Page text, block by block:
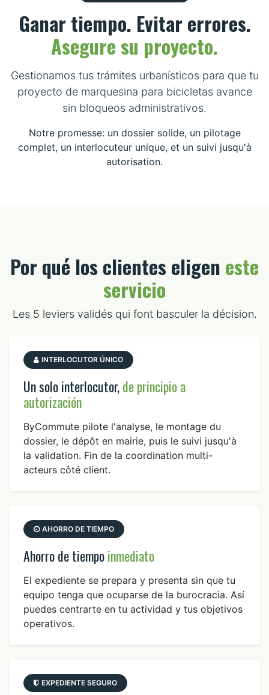
Ganar tiempo. Evitar errores.
Asegure su proyecto.
Gestionamos tus trámites urbanísticos para que tu
proyecto de marquesina para bicicletas avance
sin bloqueos administrativos.
Notre promesse: un dossier solide, un pilotage
complet, un interlocuteur unique, et un suivi jusqu'à
autorisation.
Por qué los clientes eligen este
servicio
Les 5 leviers validés qui font basculer la décision.
INTERLOCUTOR ÚNICO
Un solo interlocutor,de principio a
autorización
ByCommute pilote l'analyse, le montage du
dossier, le dépôt en mairie, puis le suivi jusqu'à
la validation. Fin de la coordination multi-
acteurs côté client.
AHORRO DE TIEMPO
Ahorro de tiempoinmediato
El expediente se prepara y presenta sin que tu
equipo tenga que ocuparse de la burocracia. Así
puedes centrarte en tu actividad y tus objetivos
operativos.
EXPEDIENTE SEGURO